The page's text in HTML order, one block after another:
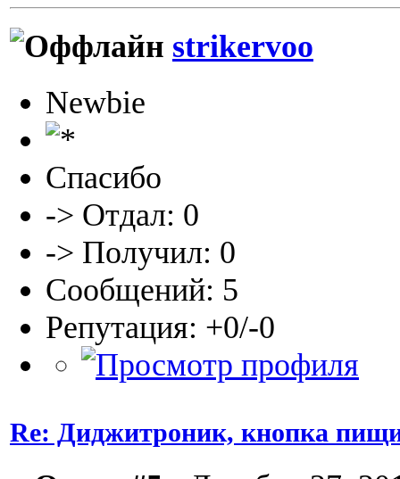
strikervoo
Newbie
Спасибо
-> Отдал: 0
-> Получил: 0
Сообщений: 5
Репутация: +0/-0
Re: Диджитроник, кнопка